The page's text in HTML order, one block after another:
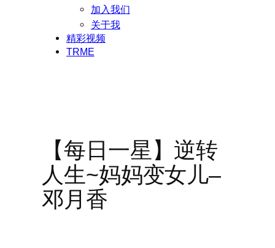
加入我们
关于我
精彩视频
TRME
【每日一星】逆转
人生~妈妈变女儿–
邓月香